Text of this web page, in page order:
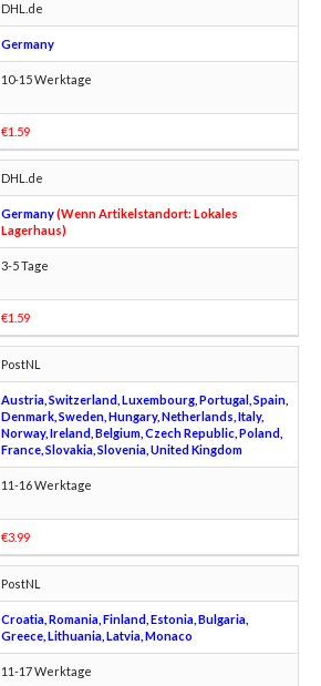
DHL.de
Germany
10-15 Werktage
€1.59
DHL.de
Germany(Wenn Artikelstandort: Lokales
Lagerhaus)
3-5 Tage
€1.59
PostNL
Austria, Switzerland, Luxembourg, Portugal, Spain,
Denmark, Sweden, Hungary, Netherlands, Italy,
Norway, Ireland, Belgium, Czech Republic, Poland,
France, Slovakia, Slovenia, United Kingdom
11-16 Werktage
€3.99
PostNL
Croatia, Romania, Finland, Estonia, Bulgaria,
Greece, Lithuania, Latvia, Monaco
11-17 Werktage